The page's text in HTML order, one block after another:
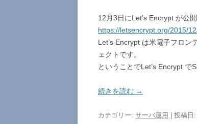
12月3日にLet’s Encrypt が公
https://letsencrypt.org/2015/
Let’s Encrypt は米電子フロン
ェクトです。
ということでLet’s Encrypt で
続きを読む →
カテゴリー: サーバ運用 | 投稿日: